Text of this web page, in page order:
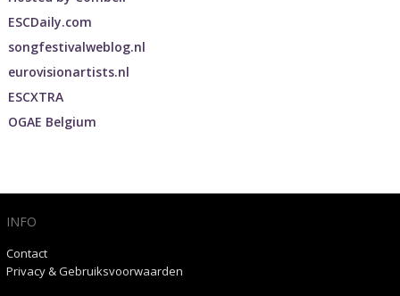
ESCDaily.com
songfestivalweblog.nl
eurovisionartists.nl
ESCXTRA
OGAE Belgium
INFO
Contact
Privacy & Gebruiksvoorwaarden